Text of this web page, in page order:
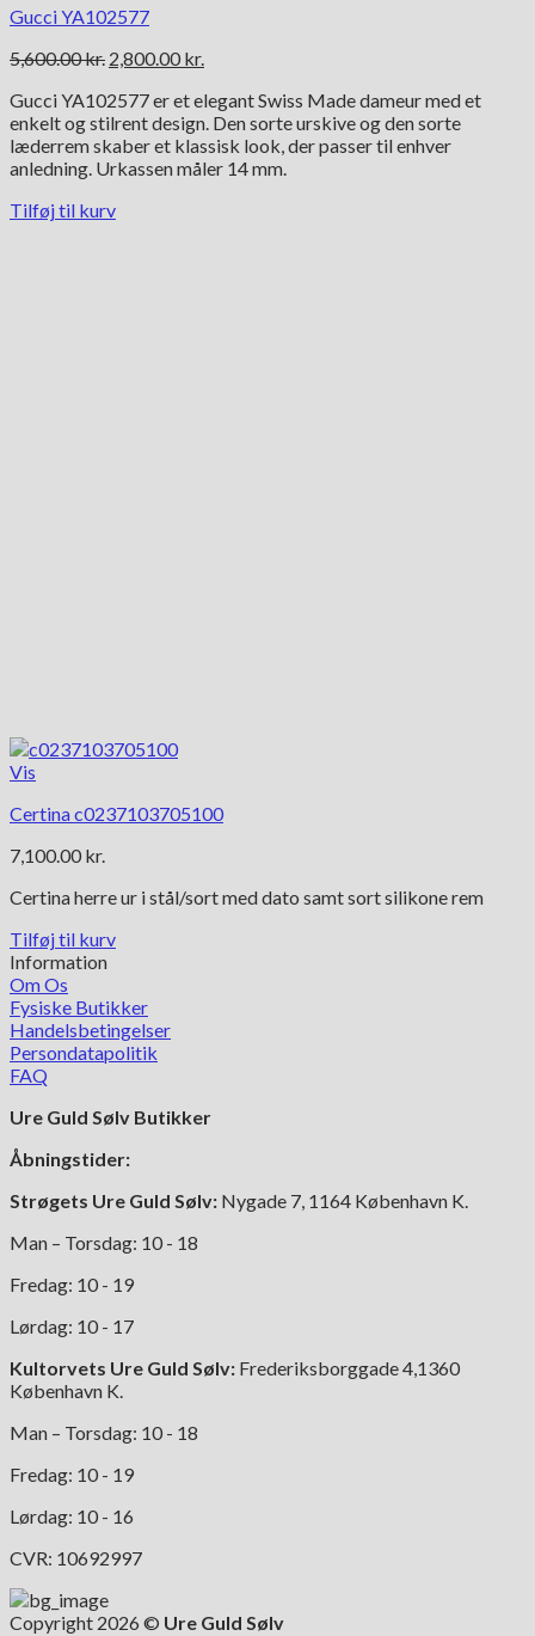
Gucci YA102577
5,600.00kr. Den
pris
var:
5,600.00 kr..
2,800.00 kr.
pris
er:
2,800.00 kr..
Gucci YA102577 er et elegant Swiss Made dameur med et
enkelt og stilrent design. Den sorte urskive og den sorte
læderrem skaber et klassisk look, der passer til enhver
anledning. Urkassen måler 14 mm.
Tilføj til kurv
Vis
Certina c0237103705100
7,100.00 kr.
Certina herre ur i stål/sort med dato samt sort silikone rem
Tilføj til kurv
Information
Om Os
Fysiske Butikker
Handelsbetingelser
Persondatapolitik
FAQ
Ure Guld Sølv Butikker
Åbningstider:
Strøgets Ure Guld Sølv: Nygade 7, 1164 København K.
Man – Torsdag: 10 - 18
Fredag: 10 - 19
Lørdag: 10 - 17
Kultorvets Ure Guld Sølv: Frederiksborggade 4,1360
København K.
Man – Torsdag: 10 - 18
Fredag: 10 - 19
Lørdag: 10 - 16
CVR: 10692997
Copyright 2026 © Ure Guld Sølv